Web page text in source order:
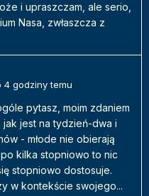
i upraszczam, ale serio,
Nasa, zwłaszcza z
4 godziny temu
pytasz, moim zdaniem
jak jest na tydzień-dwa i
- młode nie obierają
kilka stopniowo to nic
stopniowo dostosuje.
w kontekście swojego...